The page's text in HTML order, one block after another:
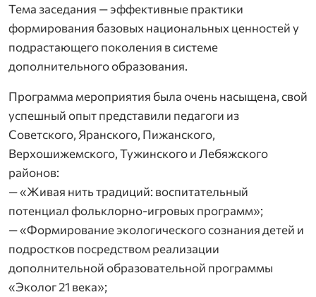
Тема заседания — эффективные практики
формирования базовых национальных ценностей у
подрастающего поколения в системе
дополнительного образования.
Программа мероприятия была очень насыщена, свой
успешный опыт представили педагоги из
Советского, Яранского, Пижанского,
Верхошижемского, Тужинского и Лебяжского
районов:
— «Живая нить традиций: воспитательный
потенциал фольклорно-игровых программ»;
— «Формирование экологического сознания детей и
подростков посредством реализации
дополнительной образовательной программы
«Эколог 21 века»;